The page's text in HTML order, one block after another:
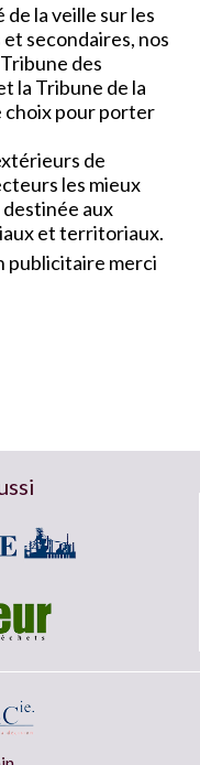
la veille sur les
secondaires, nos
des
la Tribune de la
choix pour porter
de
les mieux
aux
et territoriaux.
publicitaire merci